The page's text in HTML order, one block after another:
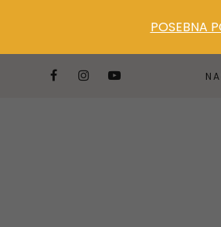
POSEBNA